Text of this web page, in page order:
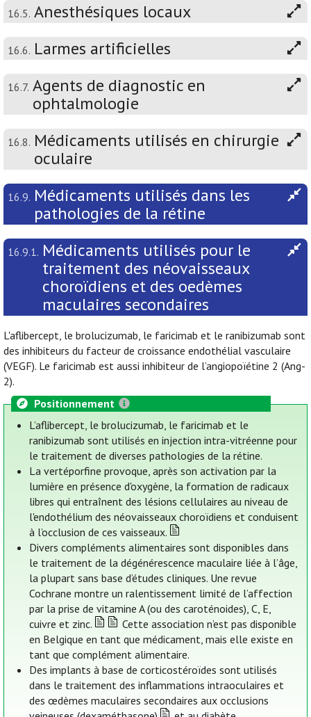
16.5. Anesthésiques locaux
16.6. Larmes artificielles
16.7. Agents de diagnostic en
ophtalmologie
16.8. Médicaments utilisés en chirurgie
oculaire
16.9. Médicaments utilisés dans les
pathologies de la rétine
16.9.1. Médicaments utilisés pour le
traitement des néovaisseaux
choroïdiens et des oedèmes
maculaires secondaires
L'aflibercept, le brolucizumab, le faricimab et le ranibizumab sont
des inhibiteurs du facteur de croissance endothélial vasculaire
(VEGF). Le faricimab est aussi inhibiteur de l’angiopoïétine 2 (Ang-
2).
Positionnement
L’aflibercept, le brolucizumab, le faricimab et le
ranibizumab sont utilisés en injection intra-vitréenne pour
le traitement de diverses pathologies de la rétine.
La vertéporfine provoque, après son activation par la
lumière en présence d'oxygène, la formation de radicaux
libres qui entraînent des lésions cellulaires au niveau de
l'endothélium des néovaisseaux choroïdiens et conduisent
à l’occlusion de ces vaisseaux.
Divers compléments alimentaires sont disponibles dans
le traitement de la dégénérescence maculaire liée à l’âge,
la plupart sans base d’études cliniques. Une revue
Cochrane montre un ralentissement limité de l’affection
par la prise de vitamine A (ou des caroténoides), C, E,
cuivre et zinc.
Cette association n’est pas disponible
en Belgique en tant que médicament, mais elle existe en
tant que complément alimentaire.
Des implants à base de corticostéroïdes sont utilisés
dans le traitement des inflammations intraoculaires et
des œdèmes maculaires secondaires aux occlusions